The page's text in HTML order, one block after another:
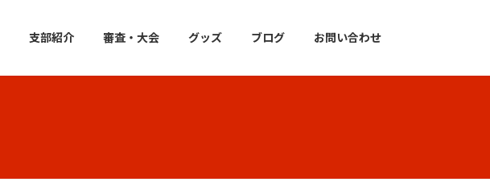
支部紹介 審査・大会 グッズ ブログ お問い合わせ